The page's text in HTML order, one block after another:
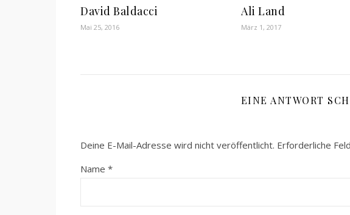
David Baldacci
Mai 25, 2016
Ali Land
März 1, 2017
EINE ANTWORT
Deine E-Mail-Adresse wird nicht veröffentlicht. Erforderliche
Name *